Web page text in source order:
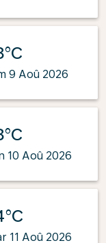
9 Aoû 2026
10 Aoû 2026
11 Aoû 2026